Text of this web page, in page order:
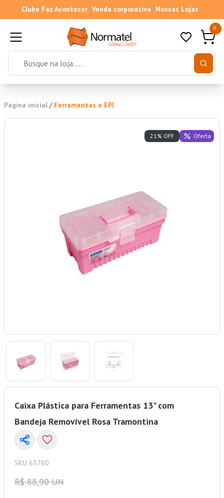
Clube Faz Acontecer Venda corporativa Nossas Lojas
0
Página inicial / Ferramentas e EPI
21% OFF Oferta
Caixa Plástica para Ferramentas 13" com
Bandeja Removível Rosa Tramontina
SKU 63760
R$ 88,90 UN